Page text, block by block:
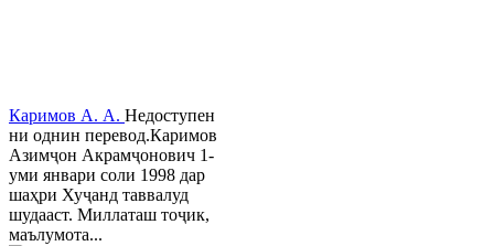
Каримов А. А. Недоступен
ни однин перевод.Каримов
Азимҷон Акрамҷонович 1-
уми январи соли 1998 дар
шаҳри Хуҷанд таввалуд
шудааст. Миллаташ тоҷик,
маълумота...